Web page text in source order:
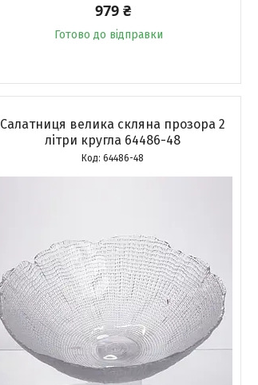
979 ₴
Готово до відправки
Салатниця велика скляна прозора 2
літри кругла 64486-48
64486-48